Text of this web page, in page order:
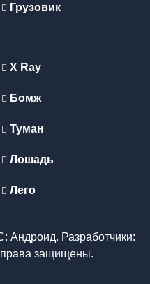
Грузовик
X Ray
Бомж
Туман
Лошадь
Лего
Андроид. Разработчики:
защищены.